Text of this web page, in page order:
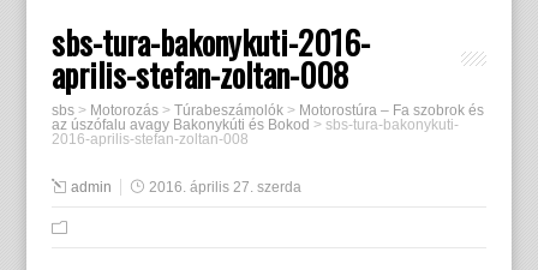
sbs-tura-bakonykuti-2016-
aprilis-stefan-zoltan-008
sbs> Motorozás> Túrabeszámolók> Motorostúra – Fa szobrok és
az úszófalu avagy Bakonykúti és Bokod > sbs-tura-bakonykuti-
2016-aprilis-stefan-zoltan-008
admin 2016. április 27. szerda